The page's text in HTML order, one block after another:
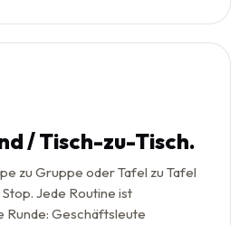
/ Tisch-zu-Tisch.
zu Gruppe oder Tafel zu Tafel
Jede Routine ist
Runde: Geschäftsleute